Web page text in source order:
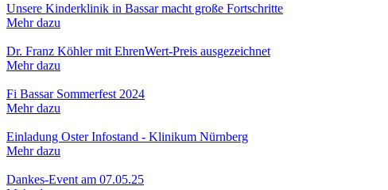
Unsere Kinderklinik in Bassar macht große Fortschritte
Mehr dazu
Dr. Franz Köhler mit EhrenWert-Preis ausgezeichnet
Mehr dazu
Fi Bassar Sommerfest 2024
Mehr dazu
Einladung Oster Infostand - Klinikum Nürnberg
Mehr dazu
Dankes-Event am 07.05.25